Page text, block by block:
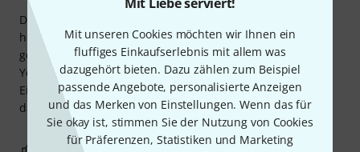
Mit unseren Cookies möchten wir Ihnen ein
fluffiges Einkaufserlebnis mit allem was
dazugehört bieten. Dazu zählen zum Beispiel
passende Angebote, personalisierte Anzeigen
und das Merken von Einstellungen. Wenn das für
Sie okay ist, stimmen Sie der Nutzung von Cookies
für Präferenzen, Statistiken und Marketing
Die Tischhalterung ist recht schwer und qualitativ
hochwertig. Für die Verwendung muss in die Tischplatte
gebohrt werden. Verwendet man die Halterung für den
Yellowtec M!ka Mikrofonarm, macht sie einen sauberen
Eindruck. Stabil. Der Arm lässt sich komplett drehen, ohne
dass Reibungsprobleme auftreten.